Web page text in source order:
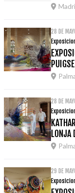
28 DE
28 DE
LONJA
29 DE